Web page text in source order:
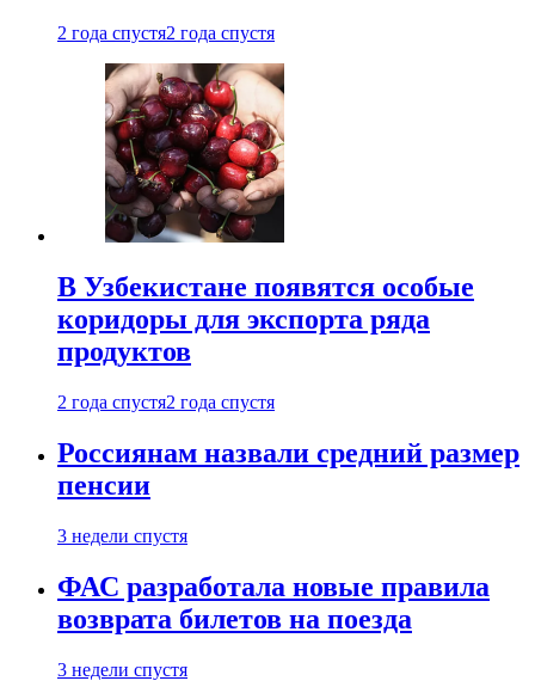
2 года спустя2 года спустя
В Узбекистане появятся особые
коридоры для экспорта ряда
продуктов
2 года спустя2 года спустя
Россиянам назвали средний размер
пенсии
3 недели спустя
ФАС разработала новые правила
возврата билетов на поезда
3 недели спустя